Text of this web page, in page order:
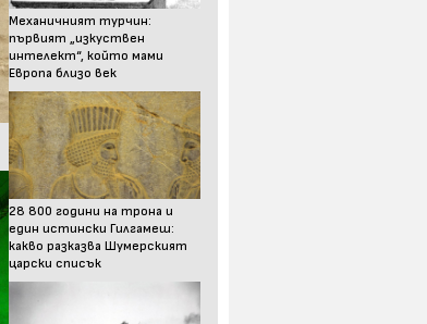
Механичният турчин:
първият „изкуствен
интелект“, който мами
Европа близо век
28 800 години на трона и
един истински Гилгамеш:
какво разказва Шумерският
царски списък